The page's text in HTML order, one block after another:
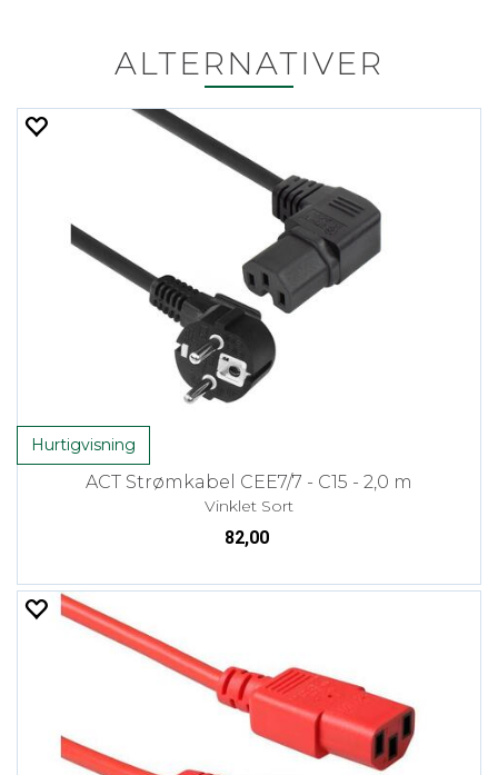
ALTERNATIVER
Hurtigvisning
ACT Strømkabel CEE7/7 - C15 - 2,0 m
Vinklet Sort
82,00